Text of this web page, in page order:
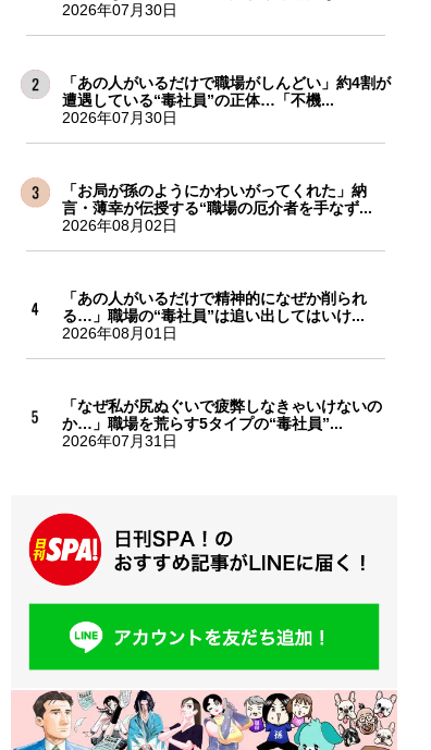
2026年07月30日
「あの人がいるだけで職場がしんどい」約4割が
遭遇している“毒社員”の正体…「不機...
2026年07月30日
「お局が孫のようにかわいがってくれた」納
言・薄幸が伝授する“職場の厄介者を手なず...
2026年08月02日
「あの人がいるだけで精神的になぜか削られ
る…」職場の“毒社員”は追い出してはいけ...
2026年08月01日
「なぜ私が尻ぬぐいで疲弊しなきゃいけないの
か…」職場を荒らす5タイプの“毒社員”...
2026年07月31日